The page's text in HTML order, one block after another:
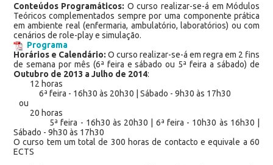
Conteúdos Programáticos: O curso realizar-se-á em Módulos
Teóricos complementados sempre por uma componente prática
em ambiente real (enfermaria, ambulatório, laboratórios) ou com
cenários de role-play e simulação.
Programa
Horários e Calendário: O curso realizar-se-á em regra em 2 fins
de semana por mês (6ª feira e sábado ou 5ª feira a sábado) de
Outubro de 2013 a Julho de 2014:
12 horas
6ª feira - 16h30 às 20h30 | Sábado - 9h30 às 17h30
ou
20 horas
5ª feira - 16h30 às 20h30 | 6ª feira - 10h30 às 16h30 |
Sábado - 9h30 às 17h30
O curso tem um total de 300 horas de contacto e equivale a 60
ECTS